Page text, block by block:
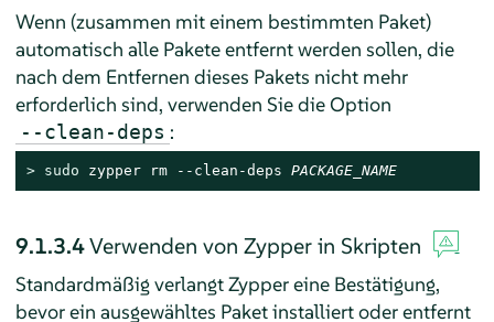
Wenn (zusammen mit einem bestimmten Paket)
automatisch alle Pakete entfernt werden sollen, die
nach dem Entfernen dieses Pakets nicht mehr
erforderlich sind, verwenden Sie die Option
--clean-deps :
> sudo zypper rm --clean-deps PACKAGE_NAME
9.1.3.4Verwenden von Zypper in Skripten
Standardmäßig verlangt Zypper eine Bestätigung,
bevor ein ausgewähltes Paket installiert oder entfernt